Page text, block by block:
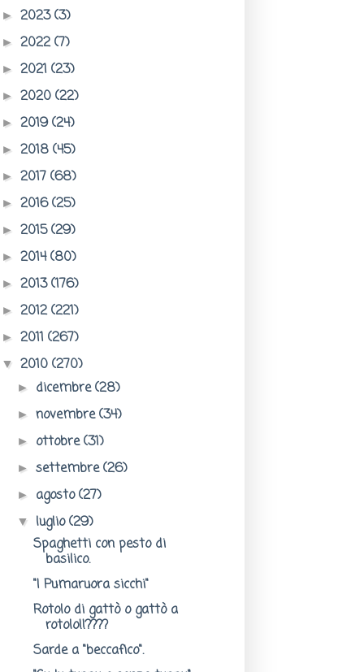
► 2023(3)
► 2022(7)
► 2021 (23)
► 2020 (22)
► 2019(24)
► 2018 (45)
► 2017 (68)
► 2016(25)
► 2015(29)
► 2014(80)
► 2013(176)
► 2012(221)
► 2011 (267)
▼ 2010 (270)
► dicembre(28)
►novembre(34)
► ottobre(31)
►settembre(26)
► agosto(27)
▼ luglio(29)
Spaghetti con pesto di
basilico.
"I Pumaruora sicchi"
Rotolo di gattò o gattò a
rotolo!!????
Sarde a "beccafico".